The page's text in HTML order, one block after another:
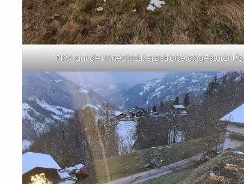
PKW auf der Innerkristbergstraße abgestürzt 1/6